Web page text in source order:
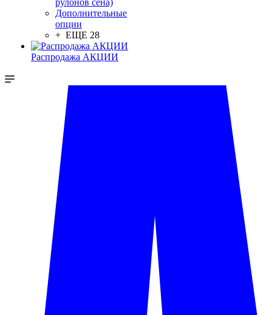
рулонов сена)
Дополнительные
опции
+ ЕЩЕ 28
Распродажа АКЦИИ